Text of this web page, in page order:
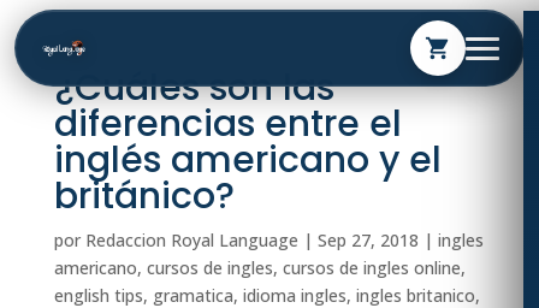
shopping_cart
¿Cuáles son las
diferencias entre el
inglés americano y el
británico?
por Redaccion Royal Language | Sep 27, 2018 | ingles
americano, cursos de ingles, cursos de ingles online,
english tips, gramatica, idioma ingles, ingles britanico,